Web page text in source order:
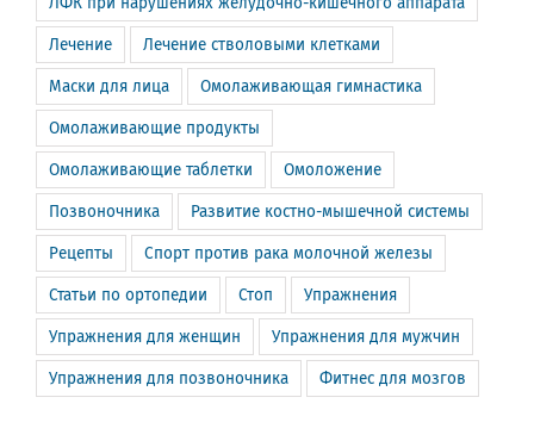
Лечение Лечение стволовыми клетками
Маски для лица Омолаживающая гимнастика
Омолаживающие продукты
Омолаживающие таблетки Омоложение
Позвоночника Развитие костно-мышечной системы
Рецепты Спорт против рака молочной железы
Статьи по ортопедии Стоп Упражнения
Упражнения для женщин Упражнения для мужчин
Упражнения для позвоночника Фитнес для мозгов